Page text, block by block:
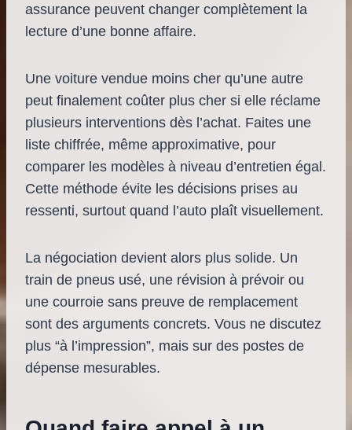
assurance peuvent changer complètement la
lecture d’une bonne affaire.
Une voiture vendue moins cher qu’une autre
peut finalement coûter plus cher si elle réclame
plusieurs interventions dès l’achat. Faites une
liste chiffrée, même approximative, pour
comparer les modèles à niveau d’entretien égal.
Cette méthode évite les décisions prises au
ressenti, surtout quand l’auto plaît visuellement.
La négociation devient alors plus solide. Un
train de pneus usé, une révision à prévoir ou
une courroie sans preuve de remplacement
sont des arguments concrets. Vous ne discutez
plus “à l’impression”, mais sur des postes de
dépense mesurables.